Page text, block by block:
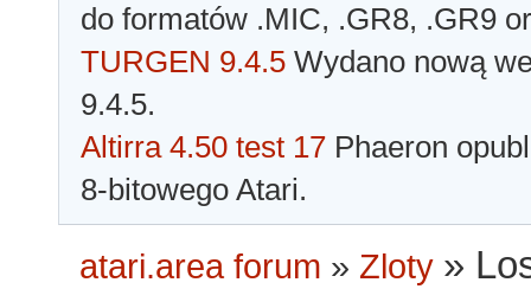
do formatów .MIC, .GR8, .GR9
TURGEN 9.4.5 Wydano nową
9.4.5.
Altirra 4.50 test 17 Phaeron
8-bitowego Atari.
atari.area forum » Zloty »